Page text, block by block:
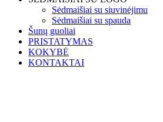
Sėdmaišiai su siuvinėjimu
Sėdmaišiai su spauda
Šunų guoliai
PRISTATYMAS
KOKYBĖ
KONTAKTAI